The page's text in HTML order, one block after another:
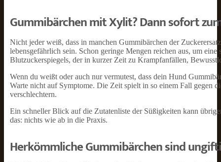
Gummibärchen mit Xylit? Dann sofort
Nicht jeder weiß, dass in manchen Gummibärchen der
lebensgefährlich sein. Schon geringe Mengen reichen aus, um
Blutzuckerspiegels, der in kurzer Zeit zu Krampfanfällen,
Wenn du weißt oder auch nur vermutest, dass dein Hund
Warte nicht auf Symptome. Die Zeit spielt in so einem Fall gegen
verschlechtern.
Ein schneller Blick auf die Zutatenliste der Süßigkeiten kann
das: nichts wie ab in die Praxis.
Herkömmliche Gummibärchen sind